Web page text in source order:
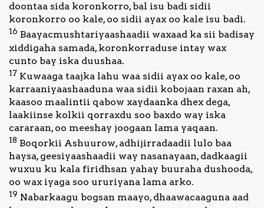
doontaa sida koronkorro, bal isu badi sidii
koronkorro oo kale, oo sidii ayax oo kale isu badi.
16 Baayacmushtariyaashaadii waxaad ka sii badisay
xiddigaha samada, koronkorraduse intay wax
cunto bay iska duushaa.
17 Kuwaaga taajka lahu waa sidii ayax oo kale, oo
karraaniyaashaaduna waa sidii kobojaan raxan ah,
kaasoo maalintii qabow xaydaanka dhex dega,
laakiinse kolkii qorraxdu soo baxdo way iska
cararaan, oo meeshay joogaan lama yaqaan.
18 Boqorkii Ashuurow, adhijirradaadii lulo baa
haysa, geesiyaashaadii way nasanayaan, dadkaagii
wuxuu ku kala firidhsan yahay buuraha dushooda,
oo wax iyaga soo ururiyana lama arko.
19 Nabarkaagu bogsan maayo, dhaawacaaguna aad